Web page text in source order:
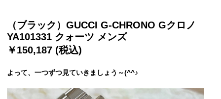
（ブラック）GUCCI G-CHRONO Gクロノ
YA101331 クォーツ メンズ
￥150,187 (税込)
よって、一つずつ見ていきましょう～(^^♪